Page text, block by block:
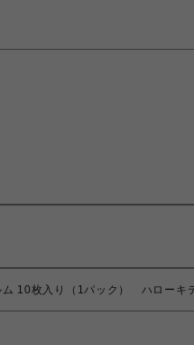
ム 10枚入り（1パック） ハロー